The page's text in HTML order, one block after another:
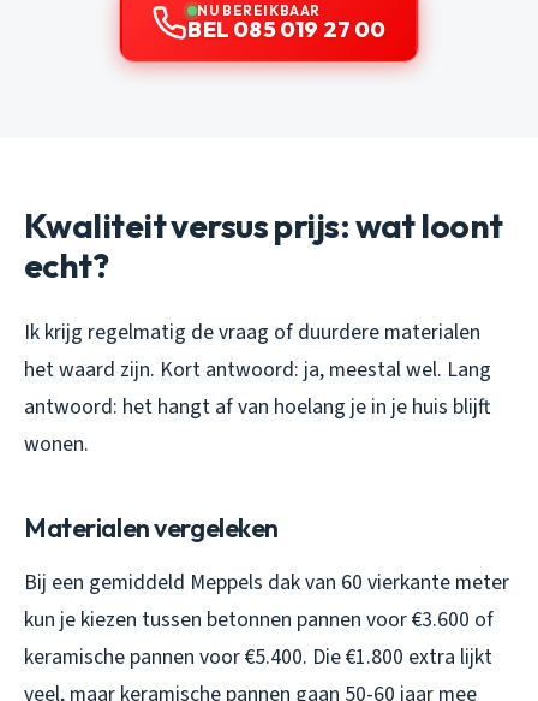
NU BEREIKBAAR
BEL 085 019 27 00
Kwaliteit versus prijs: wat loont
echt?
Ik krijg regelmatig de vraag of duurdere materialen
het waard zijn. Kort antwoord: ja, meestal wel. Lang
antwoord: het hangt af van hoelang je in je huis blijft
wonen.
Materialen vergeleken
Bij een gemiddeld Meppels dak van 60 vierkante meter
kun je kiezen tussen betonnen pannen voor €3.600 of
keramische pannen voor €5.400. Die €1.800 extra lijkt
veel, maar keramische pannen gaan 50-60 jaar mee